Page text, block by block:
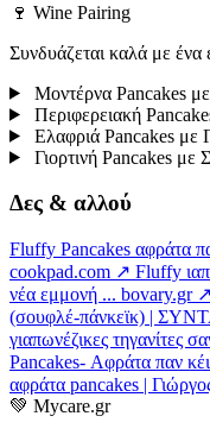
🍷 Wine Pairing
Συνδυάζεται καλά με
Μοντέρνα Pancakes
Περιφερειακή
Ελαφριά Pancakes με
Γιορτινή Pancakes με
Δες & αλλού
Fluffy Pancakes αφράτα
cookpad.com ↗ Fluffy
νέα εμμονή ... bovary.gr ↗
(σουφλέ-πάνκεϊκ) |
γιαπωνέζικες τηγανίτες
Pancakes- Αφράτα παν
αφράτα pancakes |
💚 Mycare.gr